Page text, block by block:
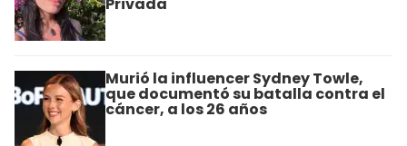
Murió la influencer Sydney Towle,
que documentó su batalla contra el
cáncer, a los 26 años